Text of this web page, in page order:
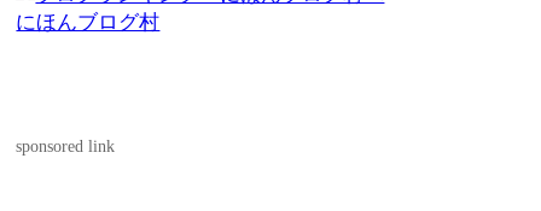
にほんブログ村
sponsored link